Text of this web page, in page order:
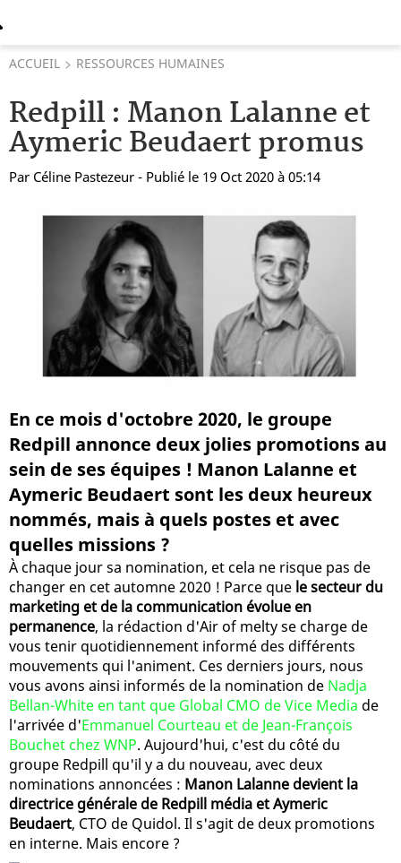
ACCUEIL RESSOURCES HUMAINES
Redpill : Manon Lalanne et
Aymeric Beudaert promus
Par Céline Pastezeur - Publié le 19 Oct 2020 à 05:14
En ce mois d'octobre 2020, le groupe
Redpill annonce deux jolies promotions au
sein de ses équipes ! Manon Lalanne et
Aymeric Beudaert sont les deux heureux
nommés, mais à quels postes et avec
quelles missions ?
À chaque jour sa nomination, et cela ne risque pas de
changer en cet automne 2020 ! Parce que le secteur du
marketing et de la communication évolue en
permanence, la rédaction d'Air of melty se charge de
vous tenir quotidiennement informé des différents
mouvements qui l'animent. Ces derniers jours, nous
vous avons ainsi informés de la nomination de Nadja
Bellan-White en tant que Global CMO de Vice Media de
l'arrivée d'Emmanuel Courteau et de Jean-François
Bouchet chez WNP. Aujourd'hui, c'est du côté du
groupe Redpill qu'il y a du nouveau, avec deux
nominations annoncées : Manon Lalanne devient la
directrice générale de Redpill média et Aymeric
Beudaert, CTO de Quidol. Il s'agit de deux promotions
en interne. Mais encore ?